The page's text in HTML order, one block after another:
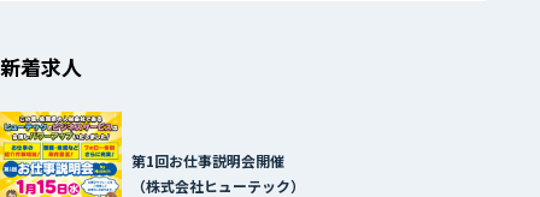
新着求人
第1回お仕事説明会開催
（株式会社ヒューテック）